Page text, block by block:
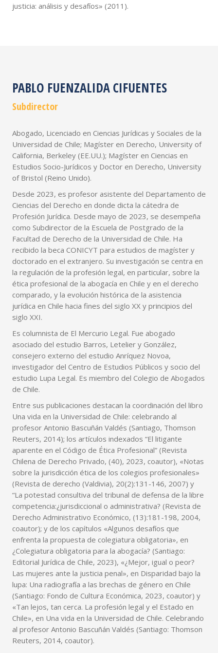
justicia: análisis y desafíos» (2011).
PABLO FUENZALIDA CIFUENTES
Subdirector
Abogado, Licenciado en Ciencias Jurídicas y Sociales de la
Universidad de Chile; Magíster en Derecho, University of
California, Berkeley (EE.UU.); Magíster en Ciencias en
Estudios Socio-Jurídicos y Doctor en Derecho, University
of Bristol (Reino Unido).
Desde 2023, es profesor asistente del Departamento de
Ciencias del Derecho en donde dicta la cátedra de
Profesión Jurídica. Desde mayo de 2023, se desempeña
como Subdirector de la Escuela de Postgrado de la
Facultad de Derecho de la Universidad de Chile. Ha
recibido la beca CONICYT para estudios de magíster y
doctorado en el extranjero. Su investigación se centra en
la regulación de la profesión legal, en particular, sobre la
ética profesional de la abogacía en Chile y en el derecho
comparado, y la evolución histórica de la asistencia
jurídica en Chile hacia fines del siglo XX y principios del
siglo XXI.
Es columnista de El Mercurio Legal. Fue abogado
asociado del estudio Barros, Letelier y González,
consejero externo del estudio Anríquez Novoa,
investigador del Centro de Estudios Públicos y socio del
estudio Lupa Legal. Es miembro del Colegio de Abogados
de Chile.
Entre sus publicaciones destacan la coordinación del libro
Una vida en la Universidad de Chile: celebrando al
profesor Antonio Bascuñán Valdés (Santiago, Thomson
Reuters, 2014); los artículos indexados “El litigante
aparente en el Código de Ética Profesional” (Revista
Chilena de Derecho Privado, (40), 2023, coautor), «Notas
sobre la jurisdicción ética de los colegios profesionales»
(Revista de derecho (Valdivia), 20(2):131-146, 2007) y
“La potestad consultiva del tribunal de defensa de la libre
competencia:¿jurisdiccional o administrativa? (Revista de
Derecho Administrativo Económico, (13):181-198, 2004,
coautor); y de los capítulos «Algunos desafíos que
enfrenta la propuesta de colegiatura obligatoria», en
¿Colegiatura obligatoria para la abogacía? (Santiago:
Editorial Jurídica de Chile, 2023), «¿Mejor, igual o peor?
Las mujeres ante la justicia penal», en Disparidad bajo la
lupa: Una radiografía a las brechas de género en Chile
(Santiago: Fondo de Cultura Económica, 2023, coautor) y
«Tan lejos, tan cerca. La profesión legal y el Estado en
Chile», en Una vida en la Universidad de Chile. Celebrando
al profesor Antonio Bascuñán Valdés (Santiago: Thomson
Reuters, 2014, coautor).